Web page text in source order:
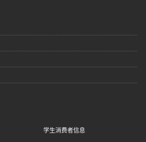
学生消费者信息